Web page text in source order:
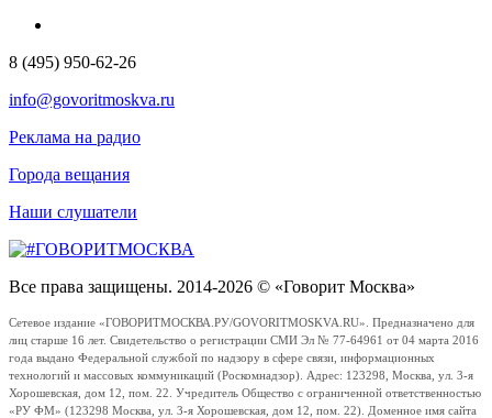
8 (495) 950-62-26
info@govoritmoskva.ru
Реклама на радио
Города вещания
Наши слушатели
Все права защищены. 2014-2026 © «Говорит Москва»
Сетевое издание «ГОВОРИТМОСКВА.РУ/GOVORITMOSKVA.RU». Предназначено для
лиц старше 16 лет. Свидетельство о регистрации СМИ Эл № 77-64961 от 04 марта 2016
года выдано Федеральной службой по надзору в сфере связи, информационных
технологий и массовых коммуникаций (Роскомнадзор). Адрес: 123298, Москва, ул. 3-я
Хорошевская, дом 12, пом. 22. Учредитель Общество с ограниченной ответственностью
«РУ ФМ» (123298 Москва, ул. 3-я Хорошевская, дом 12, пом. 22). Доменное имя сайта